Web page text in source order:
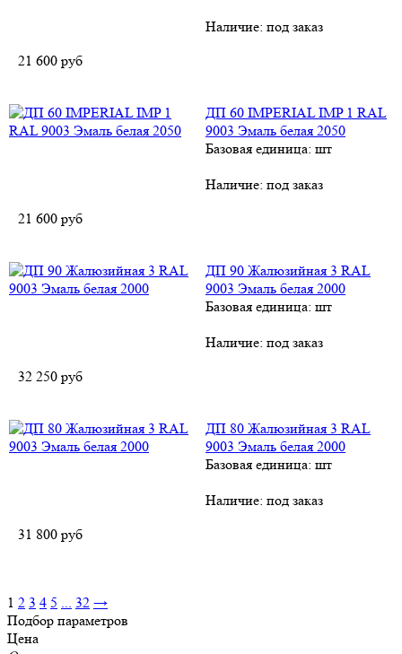
Наличие: под заказ
21 600 руб
ДП 60 IMPERIAL IMP 1 RAL
9003 Эмаль белая 2050
Базовая единица: шт
Наличие: под заказ
21 600 руб
ДП 90 Жалюзийная 3 RAL
9003 Эмаль белая 2000
Базовая единица: шт
Наличие: под заказ
32 250 руб
ДП 80 Жалюзийная 3 RAL
9003 Эмаль белая 2000
Базовая единица: шт
Наличие: под заказ
31 800 руб
1 2 3 4 5 ... 32 →
Подбор параметров
Цена